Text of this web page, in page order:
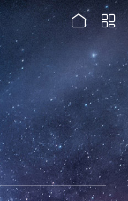

